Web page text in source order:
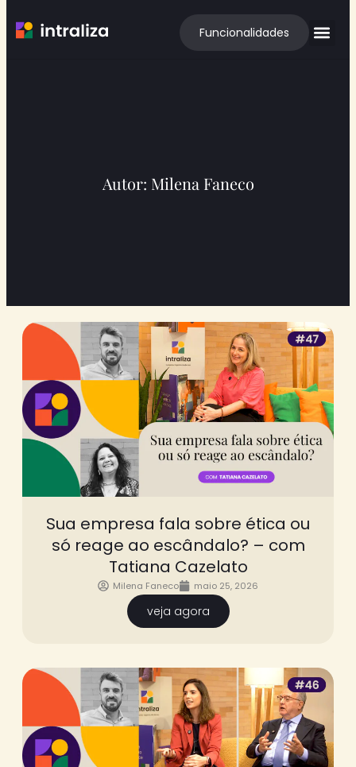
Funcionalidades
Autor: Milena Faneco
Sua empresa fala sobre ética ou
só reage ao escândalo? – com
Tatiana Cazelato
Milena Faneco maio 25, 2026
veja agora